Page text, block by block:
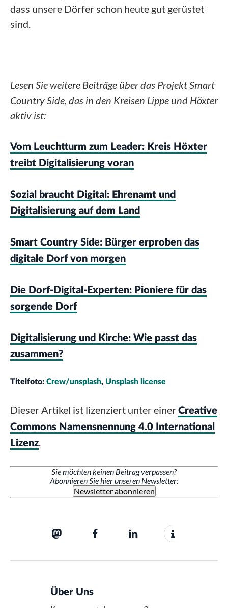
dass unsere Dörfer schon heute gut gerüstet
sind.
Lesen Sie weitere Beiträge über das Projekt Smart
Country Side, das in den Kreisen Lippe und Höxter
aktiv ist:
Vom Leuchtturm zum Leader: Kreis Höxter
treibt Digitalisierung voran
Sozial braucht Digital: Ehrenamt und
Digitalisierung auf dem Land
Smart Country Side: Bürger erproben das
digitale Dorf von morgen
Die Dorf-Digital-Experten: Pioniere für das
sorgende Dorf
Digitalisierung und Kirche: Wie passt das
zusammen?
Titelfoto: Crew/unsplash, Unsplash license
Dieser Artikel ist lizenziert unter einer Creative
Commons Namensnennung 4.0 International
Lizenz
Sie möchten keinen Beitrag verpassen?
Abonnieren Sie hier unseren Newsletter:
Newsletter abonnieren
Über Uns